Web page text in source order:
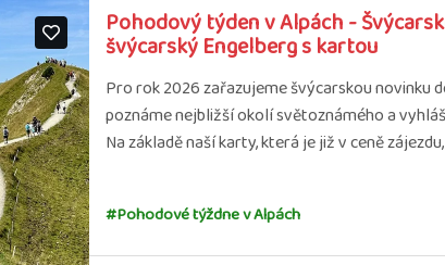
Pohodový týden v Alpách -
švýcarský Engelberg s kartou
Pro rok 2026 zařazujeme švýcarskou novinku
poznáme nejbližší okolí světoznámého a
Na základě naší karty, která je již v ceně
#Pohodové týždne v Alpách